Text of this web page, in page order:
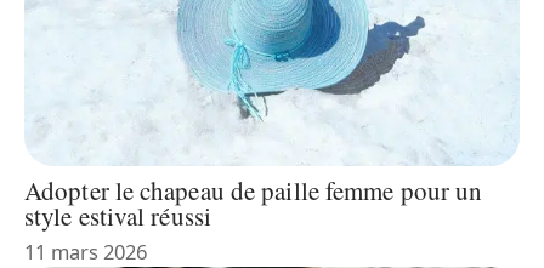
Adopter le chapeau de paille femme pour un
style estival réussi
11 mars 2026